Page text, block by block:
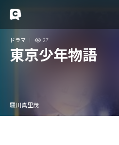
ドラマ 27
東京少年物語
羅川真里茂